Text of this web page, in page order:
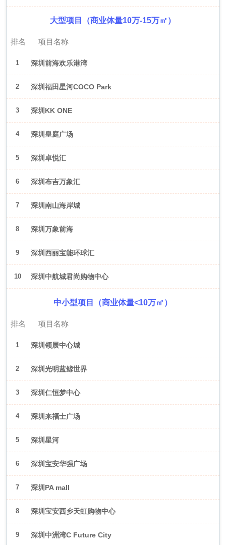
大型项目（商业体量10万-15万㎡）
排名 项目名称
1 深圳前海欢乐港湾
2 深圳福田星河COCO Park
3 深圳KK ONE
4 深圳皇庭广场
5 深圳卓悦汇
6 深圳布吉万象汇
7 深圳南山海岸城
8 深圳万象前海
9 深圳西丽宝能环球汇
10 深圳中航城君尚购物中心
中小型项目（商业体量<10万㎡）
排名 项目名称
1 深圳领展中心城
2 深圳光明蓝鲸世界
3 深圳仁恒梦中心
4 深圳来福士广场
5 深圳星河
WORLD·COCOPark
6 深圳宝安华强广场
7 深圳PA mall
8 深圳宝安西乡天虹购物中心
9 深圳中洲湾C Future City